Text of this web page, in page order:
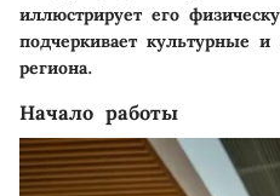
иллюстрирует его
подчеркивает культурные
региона.
Начало работы